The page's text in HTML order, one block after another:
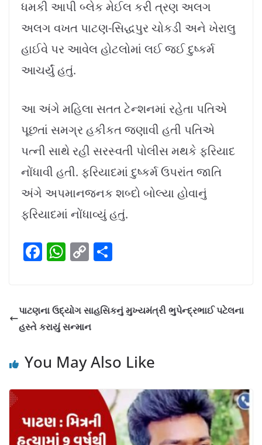
ધમકી આપી બ્લેક મેઈલ કરી ત્રણ અલગ
અલગ વખત પાટણ-સિદ્ધપુર ચોકડી અને ખેરાલુ
હાઈવે પર આવેલ હોટલોમાં લઈ જઈ દુષ્કર્મ
આચર્યું હતું.
આ અંગે મહિલા સતત ટેન્શનમાં રહેતા પતિએ
પૂછતાં સમગ્ર હકીકત જણાવી હતી પતિએ
પત્ની સાથે રહી સરસ્વતી પોલીસ મથકે ફરિયાદ
નોંધાવી હતી. ફરિયાદમાં દુષ્કર્મ ઉપરાંત જાતિ
અંગે અપમાનજનક શબ્દો બોલ્યા હોવાનું
ફરિયાદમાં નોંધાવ્યું હતું.
F
e
b
o
k
W
s
A
p
C
y
Li
k
e
પાટણના ઉદ્યોગ સાહસિકનું મુખ્યમંત્રી ભુપેન્દ્રભાઈ પટેલના
હસ્તે કરાયું સન્માન
You May Also Like